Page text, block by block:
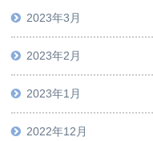
2023年3月
2023年2月
2023年1月
2022年12月